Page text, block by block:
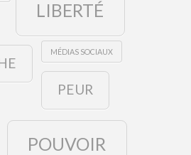
LIBERTÉ
MÉDIAS SOCIAUX
PEUR
POUVOIR